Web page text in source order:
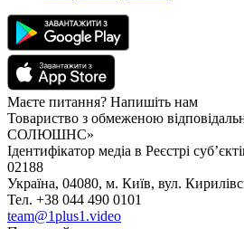
Маєте питання? Напишіть нам
Товариство з обмеженою
СОЛЮШНС»
Ідентифікатор медіа в Реєстрі
02188
Україна, 04080, м. Київ, вул.
Тел. +38 044 490 0101
team@1plus1.video